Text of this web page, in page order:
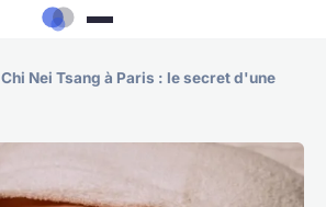
Chi Nei Tsang à Paris : le secret d'une